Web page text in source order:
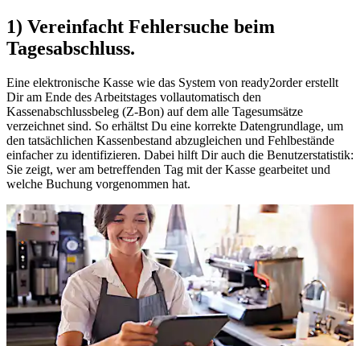
1) Vereinfacht Fehlersuche beim
Tagesabschluss.
Eine elektronische Kasse wie das System von ready2order erstellt
Dir am Ende des Arbeitstages vollautomatisch den
Kassenabschlussbeleg (Z-Bon) auf dem alle Tagesumsätze
verzeichnet sind. So erhältst Du eine korrekte Datengrundlage, um
den tatsächlichen Kassenbestand abzugleichen und Fehlbestände
einfacher zu identifizieren. Dabei hilft Dir auch die Benutzerstatistik:
Sie zeigt, wer am betreffenden Tag mit der Kasse gearbeitet und
welche Buchung vorgenommen hat.